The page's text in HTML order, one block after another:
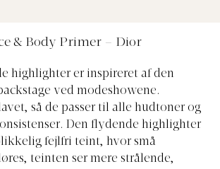
& Body Primer – Dior
highlighter er inspireret af den
ved modeshowene.
så de passer til alle hudtoner og
Den flydende highlighter
fejlfri teint, hvor små
teinten ser mere strålende,